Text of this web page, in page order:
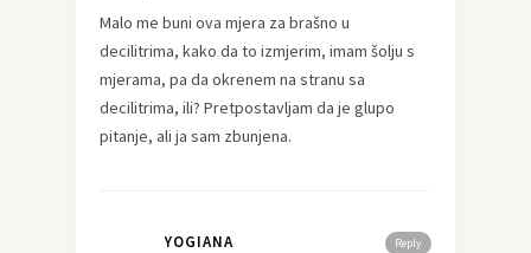
Malo me buni ova mjera za brašno u
decilitrima, kako da to izmjerim, imam šolju s
mjerama, pa da okrenem na stranu sa
decilitrima, ili? Pretpostavljam da je glupo
pitanje, ali ja sam zbunjena.
Reply
YOGIANA